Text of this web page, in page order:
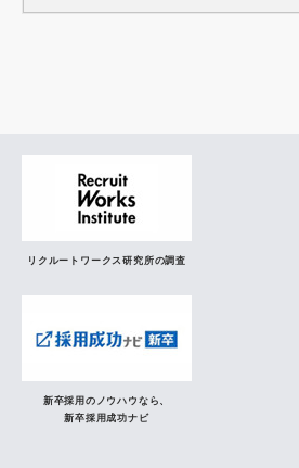
リクルートワークス研究所の調査
新卒採用のノウハウなら、
新卒採用成功ナビ